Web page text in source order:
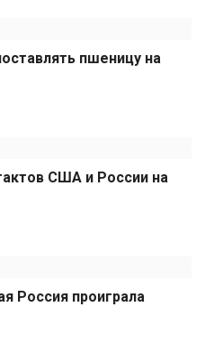
пшеницу на
США и России на
Россия проиграла